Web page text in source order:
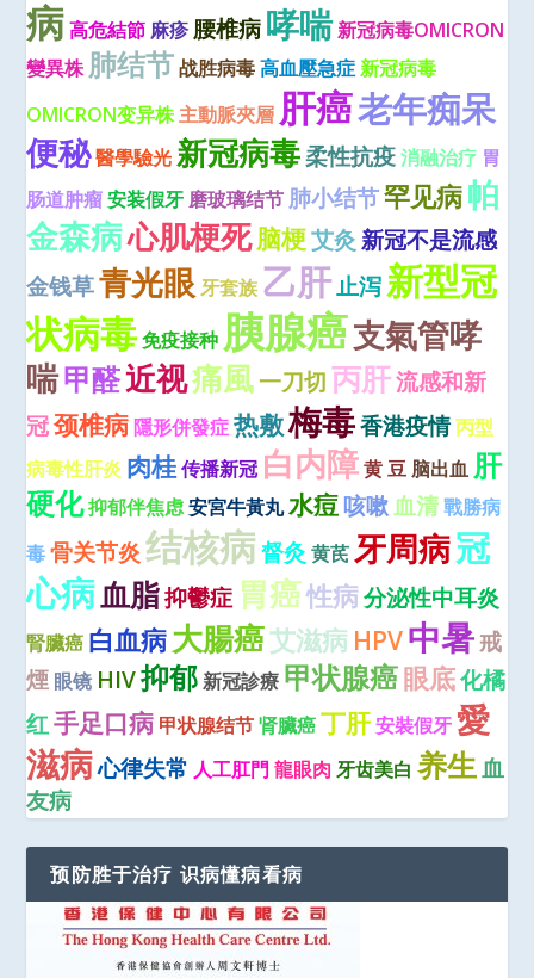
病 高危結節 麻疹腰椎病哮喘新冠病毒OMICRON
變異株 肺结节 战胜病毒 高血壓急症 新冠病毒
OMICRON变异株主動脈夾層 肝癌老年痴呆
便秘醫學驗光 新冠病毒柔性抗疫 消融治疗 胃
肠道肿瘤 安装假牙 磨玻璃结节 肺小结节罕见病帕
金森病心肌梗死脑梗艾灸 新冠不是流感
金钱草青光眼 牙套族 乙肝止泻新型冠
状病毒 免疫接种 胰腺癌支氣管哮
喘甲醛近视痛風一刀切 丙肝流感和新
冠颈椎病 隱形併發症 热敷梅毒香港疫情丙型
病毒性肝炎 肉桂 传播新冠 白内障 黄 豆 脑出血 肝
硬化抑郁伴焦虑安宮牛黃丸水痘咳嗽血清 戰勝病
毒 骨关节炎结核病督灸 黄芪 牙周病冠
心病血脂抑鬱症 胃癌性病分泌性中耳炎
腎臟癌 白血病大腸癌艾滋病 HPV中暑戒
煙 眼镜 HIV抑郁 新冠診療 甲状腺癌眼底化橘
红手足口病 甲状腺结节 肾臟癌 丁肝安裝假牙 愛
滋病心律失常 人工肛門 龍眼肉 牙齿美白 养生血
友病
预防胜于治疗 识病懂病看病